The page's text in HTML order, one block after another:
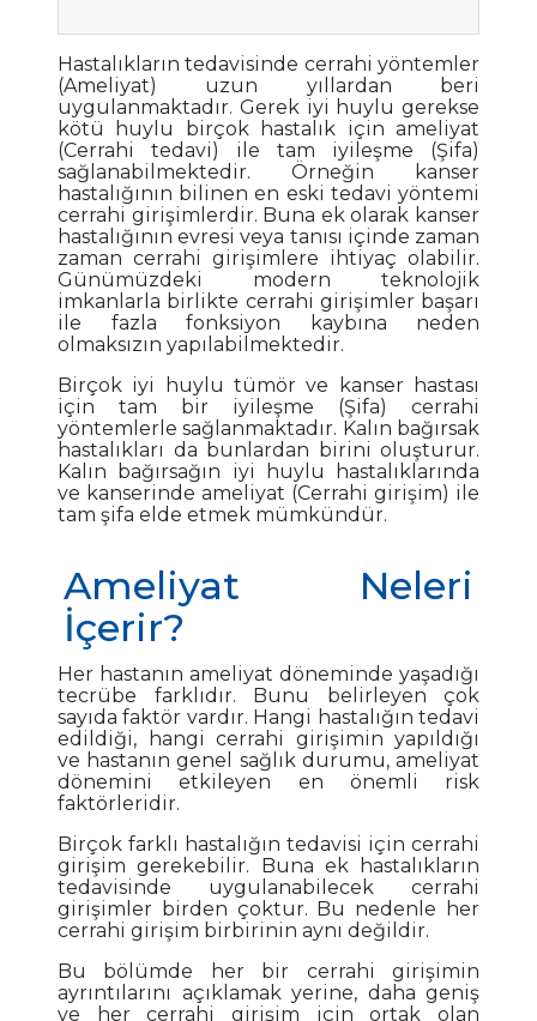
Hastalıkların tedavisinde cerrahi yöntemler
(Ameliyat) uzun yıllardan beri
uygulanmaktadır. Gerek iyi huylu gerekse
kötü huylu birçok hastalık için ameliyat
(Cerrahi tedavi) ile tam iyileşme (Şifa)
sağlanabilmektedir. Örneğin kanser
hastalığının bilinen en eski tedavi yöntemi
cerrahi girişimlerdir. Buna ek olarak kanser
hastalığının evresi veya tanısı içinde zaman
zaman cerrahi girişimlere ihtiyaç olabilir.
Günümüzdeki modern teknolojik
imkanlarla birlikte cerrahi girişimler başarı
ile fazla fonksiyon kaybına neden
olmaksızın yapılabilmektedir.
Birçok iyi huylu tümör ve kanser hastası
için tam bir iyileşme (Şifa) cerrahi
yöntemlerle sağlanmaktadır. Kalın bağırsak
hastalıkları da bunlardan birini oluşturur.
Kalın bağırsağın iyi huylu hastalıklarında
ve kanserinde ameliyat (Cerrahi girişim) ile
tam şifa elde etmek mümkündür.
Ameliyat Neleri
İçerir?
Her hastanın ameliyat döneminde yaşadığı
tecrübe farklıdır. Bunu belirleyen çok
sayıda faktör vardır. Hangi hastalığın tedavi
edildiği, hangi cerrahi girişimin yapıldığı
ve hastanın genel sağlık durumu, ameliyat
dönemini etkileyen en önemli risk
faktörleridir.
Birçok farklı hastalığın tedavisi için cerrahi
girişim gerekebilir. Buna ek hastalıkların
tedavisinde uygulanabilecek cerrahi
girişimler birden çoktur. Bu nedenle her
cerrahi girişim birbirinin aynı değildir.
Bu bölümde her bir cerrahi girişimin
ayrıntılarını açıklamak yerine, daha geniş
ve her cerrahi girişim için ortak olan